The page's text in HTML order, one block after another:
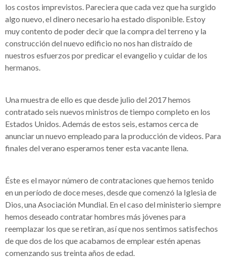
los costos imprevistos. Pareciera que cada vez que ha surgido
algo nuevo, el dinero necesario ha estado disponible. Estoy
muy contento de poder decir que la compra del terreno y la
construcción del nuevo edificio no nos han distraído de
nuestros esfuerzos por predicar el evangelio y cuidar de los
hermanos.
Una muestra de ello es que desde julio del 2017 hemos
contratado seis nuevos ministros de tiempo completo en los
Estados Unidos. Además de estos seis, estamos cerca de
anunciar un nuevo empleado para la producción de videos. Para
finales del verano esperamos tener esta vacante llena.
Éste es el mayor número de contrataciones que hemos tenido
en un período de doce meses, desde que comenzó la Iglesia de
Dios, una Asociación Mundial. En el caso del ministerio siempre
hemos deseado contratar hombres más jóvenes para
reemplazar los que se retiran, así que nos sentimos satisfechos
de que dos de los que acabamos de emplear estén apenas
comenzando sus treinta años de edad.